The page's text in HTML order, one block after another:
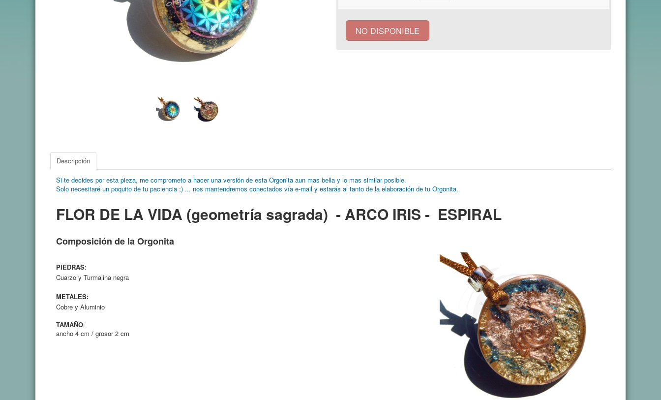
NO DISPONIBLE
Descripción
Si te decides por esta pieza, me comprometo a hacer una versión de esta Orgonita aun mas bella y lo mas similar posible.
Solo necesitaré un poquito de tu paciencia ;) ... nos mantendremos conectados vía e-mail y estarás al tanto de la elaboración de tu Orgonita.
FLOR DE LA VIDA (geometría sagrada) - ARCO IRIS - ESPIRAL
Composición de la Orgonita
PIEDRAS:
Cuarzo y Turmalina negra
METALES:
Cobre y Aluminio
TAMAÑO:
ancho 4 cm / grosor 2 cm